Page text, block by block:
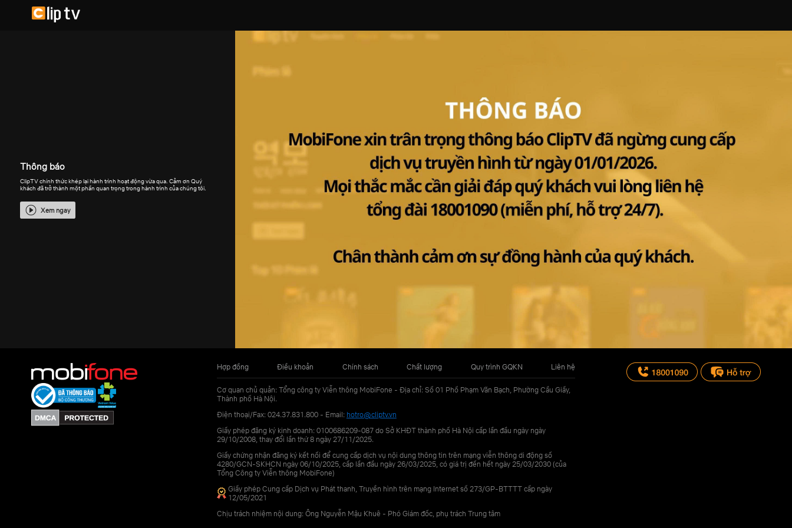
Thông báo
ClipTV chính thức khép lại hành trình hoạt động vừa qua. Cảm ơn Quý
khách đã trở thành một phần quan trọng trong hành trình của chúng tôi.
Xem ngay
Hợp đồng Điều khoản Chính sách Chất lượng Quy trình GQKN Liên hệ
Cơ quan chủ quản: Tổng công ty Viễn thông MobiFone - Địa chỉ: Số 01 Phố Phạm Văn Bạch, Phường Cầu Giấy,
Thành phố Hà Nội.
Điện thoại/Fax: 024.37.831.800 - Email: hotro@cliptv.vn
Giấy phép đăng ký kinh doanh: 0100686209-087 do Sở KHĐT thành phố Hà Nội cấp lần đầu ngày ngày
29/10/2008, thay đổi lần thứ 8 ngày 27/11/2025.
Giấy chứng nhận đăng ký kết nối để cung cấp dịch vụ nội dung thông tin trên mạng viễn thông di động số
4280/GCN-SKHCN ngày 06/10/2025, cấp lần đầu ngày 26/03/2025, có giá trị đến hết ngày 25/03/2030 (của
Tổng Công ty Viễn thông MobiFone)
Giấy phép Cung cấp Dịch vụ Phát thanh, Truyền hình trên mạng Internet số 273/GP-BTTTT cấp ngày
12/05/2021
Chịu trách nhiệm nội dung: Ông Nguyễn Mậu Khuê - Phó Giám đốc, phụ trách Trung tâm